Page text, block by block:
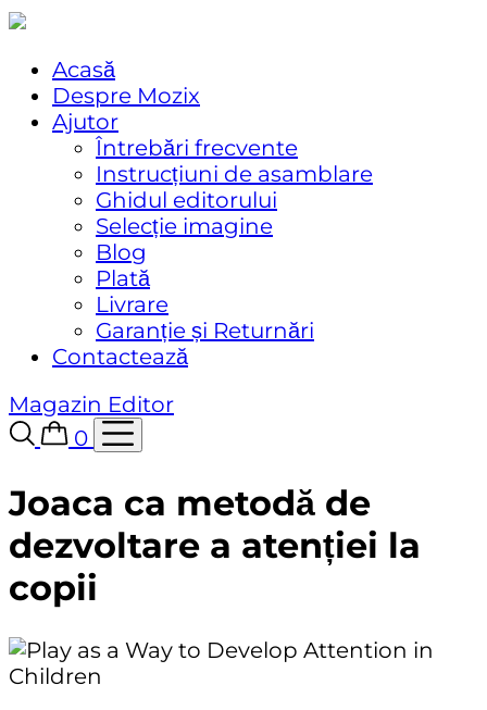
Acasă
Despre Mozix
Ajutor
Întrebări frecvente
Instrucțiuni de asamblare
Ghidul editorului
Selecție imagine
Blog
Plată
Livrare
Garanție și Returnări
Contactează
Magazin Editor
0
Joaca ca metodă de
dezvoltare a atenției la
copii